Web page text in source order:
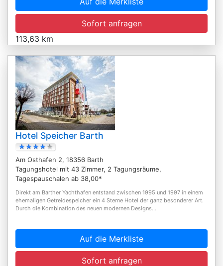
Sofort anfragen
113,63 km
Hotel Speicher Barth
Am Osthafen 2, 18356 Barth
Tagungshotel mit 43 Zimmer, 2 Tagungsräume,
Tagespauschalen ab 38,00*
Direkt am Barther Yachthafen entstand zwischen 1995 und 1997 in einem
ehemaligen Getreidespeicher ein 4 Sterne Hotel der ganz besonderer Art.
Durch die Kombination des neuen modernen Designs...
Auf die Merkliste
Sofort anfragen